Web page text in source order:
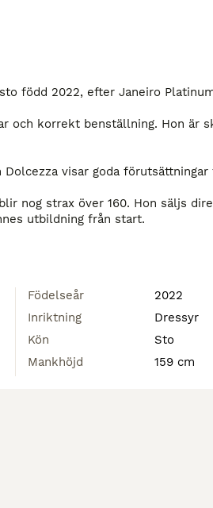
född 2022, efter Janeiro
och korrekt benställning. Hon är
visar goda
nog strax över 160. Hon säljs
utbildning från start.
Födelseår
2022
Inriktning
Dressyr
Kön
Sto
Mankhöjd
159 cm